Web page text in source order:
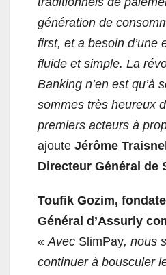
génération de
first, et a besoin d’une
fluide et simple. La
Banking n’en est qu’à
sommes très heureux
premiers acteurs à
ajoute Jérôme
Directeur Général de
Toufik Gozim,
Général d’Assurly
«Avec SlimPay, nous
continuer à bousculer